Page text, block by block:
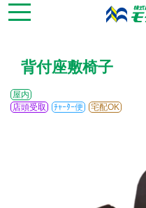
背付座敷椅子
屋内
店頭受取
ﾁｬｰﾀｰ便 宅配OK